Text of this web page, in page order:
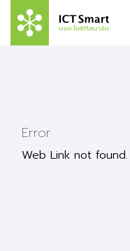
Error
Web Link not found.